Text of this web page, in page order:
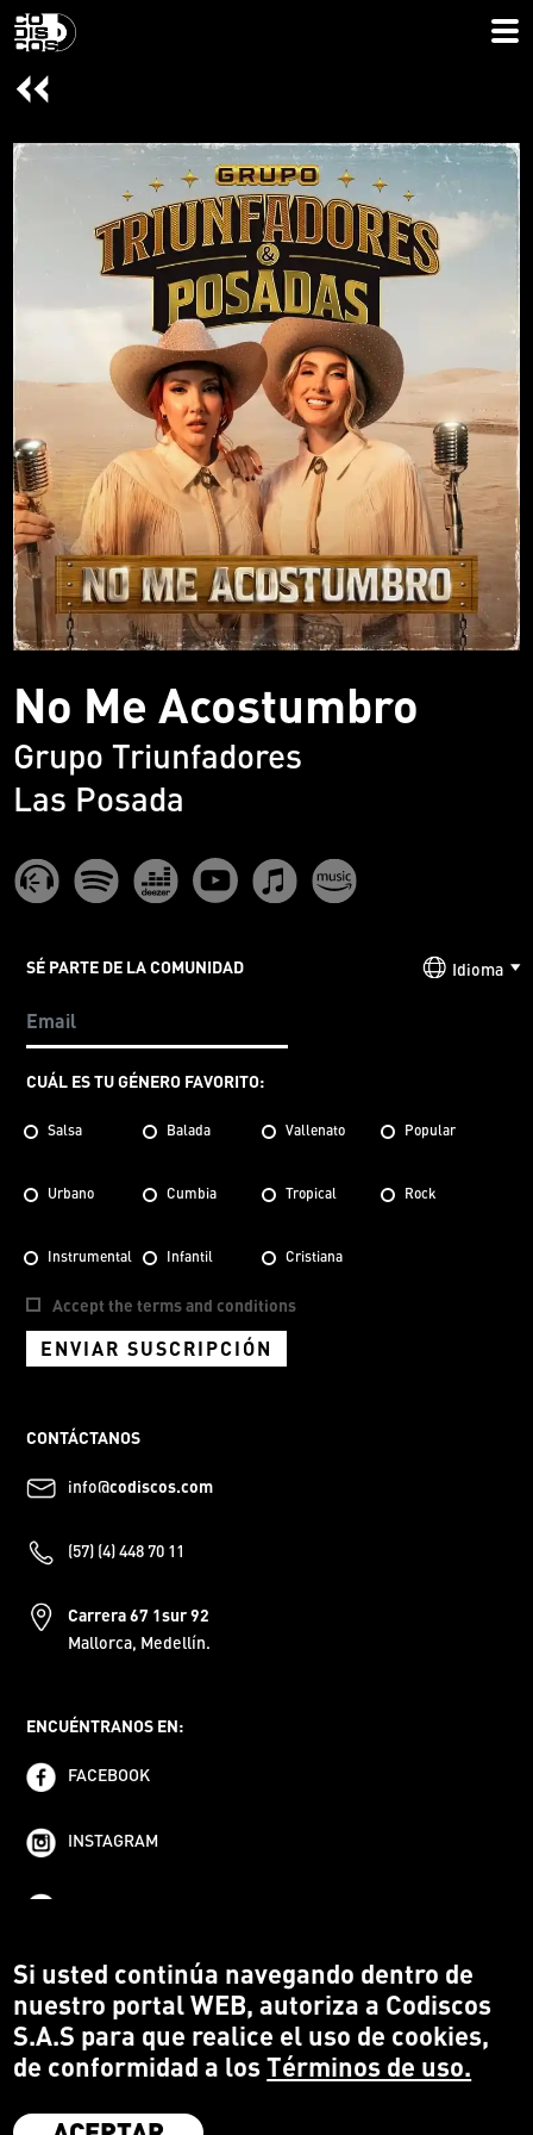
No Me Acostumbro
Grupo Triunfadores
Las Posada
SÉ PARTE DE LA COMUNIDAD
CUÁL ES TU GÉNERO FAVORITO:
Salsa Balada Vallenato Popular
Urbano Cumbia Tropical Rock
Instrumental Infantil Cristiana
Accept the terms and conditions
ENVIAR SUSCRIPCIÓN
CONTÁCTANOS
info@codiscos.com
(57) (4) 448 70 11
Carrera 67 1sur 92
Mallorca, Medellín.
ENCUÉNTRANOS EN:
FACEBOOK
INSTAGRAM
Idioma
Si usted continúa navegando dentro de
nuestro portal WEB, autoriza a Codiscos
S.A.S para que realice el uso de cookies,
de conformidad a losTérminos de uso.